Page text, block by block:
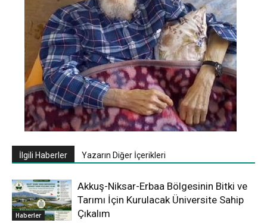
İlgili Haberler Yazarın Diğer İçerikleri
Haberler
Akkuş-Niksar-Erbaa Bölgesinin Bitki ve
Tarımı İçin Kurulacak Üniversite Sahip
Çıkalım